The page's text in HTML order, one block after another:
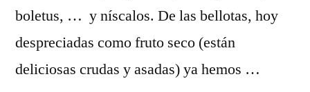
boletus, … y níscalos. De las bellotas, hoy
despreciadas como fruto seco (están
deliciosas crudas y asadas) ya hemos …